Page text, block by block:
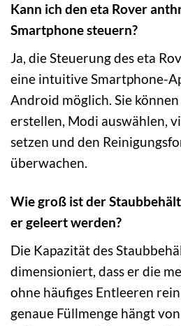
Kann ich den eta Rover
Smartphone steuern?
Ja, die Steuerung des eta
eine intuitive Smartphone-
Android möglich. Sie
erstellen, Modi auswählen,
setzen und den
überwachen.
Wie groß ist der
er geleert werden?
Die Kapazität des
dimensioniert, dass er die
ohne häufiges Entleeren
genaue Füllmenge hängt